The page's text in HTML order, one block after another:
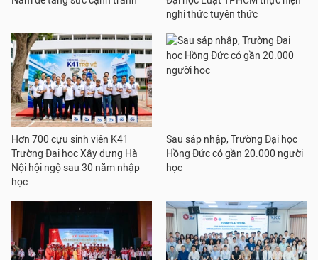
nghi thức tuyên thức
Hơn 700 cựu sinh viên K41
Trường Đại học Xây dựng Hà
Nội hội ngộ sau 30 năm nhập
học
Sau sáp nhập, Trường Đại học
Hồng Đức có gần 20.000 người
học